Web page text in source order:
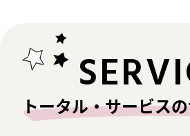
トータル・サービス